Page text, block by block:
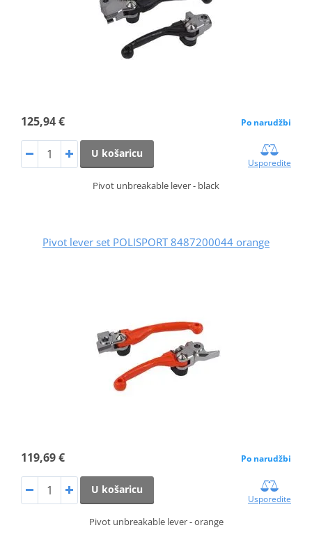
125,94 € Po narudžbi
U košaricu
Usporedite
Pivot unbreakable lever - black
Pivot lever set POLISPORT 8487200044 orange
119,69 € Po narudžbi
U košaricu
Usporedite
Pivot unbreakable lever - orange